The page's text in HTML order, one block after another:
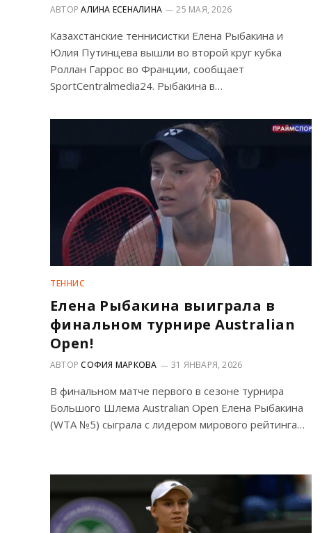
АВТОРАЛИНА ЕСЕНАЛИНА 25 МАЯ, 2026
Казахстанские теннисистки Елена Рыбакина и
Юлия Путинцева вышли во второй круг кубка
Роллан Гаррос во Франции, сообщает
SportCentralmedia24. Рыбакина в…
ТЕННИС
Елена Рыбакина выиграла в
финальном турнире Australian
Open!
АВТОРСОФИЯ МАРКОВА 31 ЯНВАРЯ, 2026
В финальном матче первого в сезоне турнира
Большого Шлема Australian Open Елена Рыбакина
(WTA №5) сыграла с лидером мирового рейтинга…